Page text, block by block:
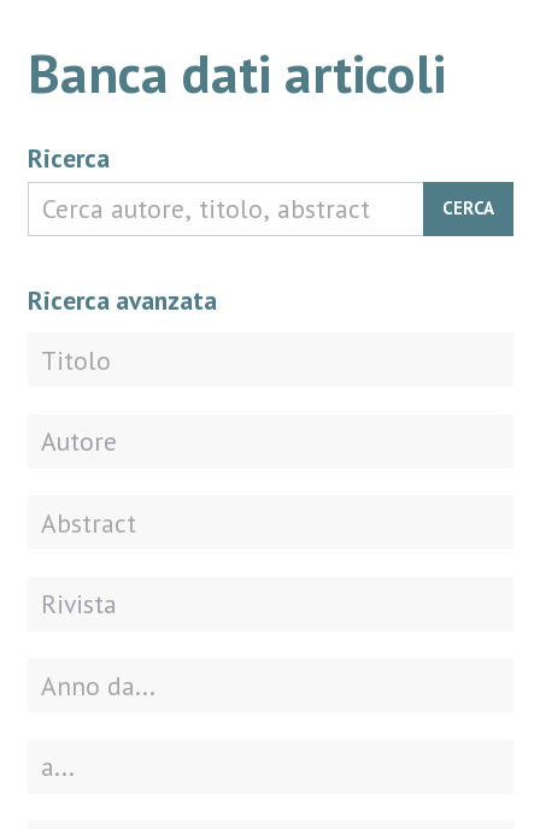
Banca dati articoli
Ricerca
CERCA
Ricerca avanzata